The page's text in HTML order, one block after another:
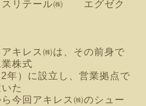
ル㈱ エグゼク
キレス㈱は、その前身で
株式
年）に設立し、営業拠点で
た
今回アキレス㈱のシュー